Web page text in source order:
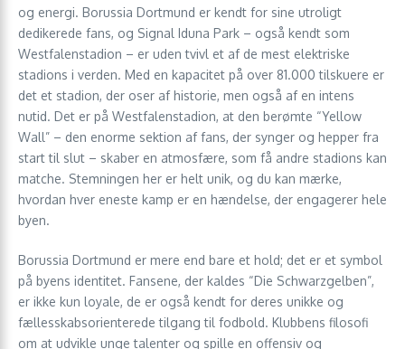
og energi. Borussia Dortmund er kendt for sine utroligt
dedikerede fans, og Signal Iduna Park – også kendt som
Westfalenstadion – er uden tvivl et af de mest elektriske
stadions i verden. Med en kapacitet på over 81.000 tilskuere er
det et stadion, der oser af historie, men også af en intens
nutid. Det er på Westfalenstadion, at den berømte “Yellow
Wall” – den enorme sektion af fans, der synger og hepper fra
start til slut – skaber en atmosfære, som få andre stadions kan
matche. Stemningen her er helt unik, og du kan mærke,
hvordan hver eneste kamp er en hændelse, der engagerer hele
byen.
Borussia Dortmund er mere end bare et hold; det er et symbol
på byens identitet. Fansene, der kaldes “Die Schwarzgelben”,
er ikke kun loyale, de er også kendt for deres unikke og
fællesskabsorienterede tilgang til fodbold. Klubbens filosofi
om at udvikle unge talenter og spille en offensiv og